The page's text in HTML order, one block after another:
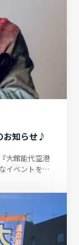
お知らせ♪
大館能代空港
イベントを準